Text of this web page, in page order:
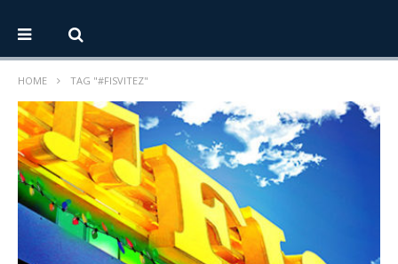
HOME TAG "#FISVITEZ"